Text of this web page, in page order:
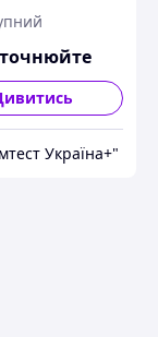
Україна+"